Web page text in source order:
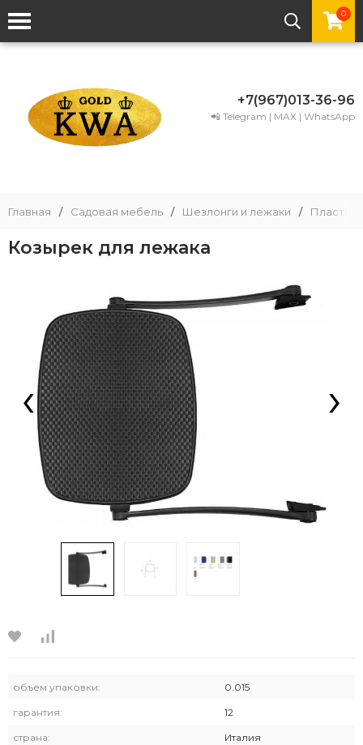
0
+7(967)013-36-96
📲 Telegram | MAX | WhatsApp
Главная / Садовая мебель / Шезлонги и лежаки /
Козырек для лежака
‹ ›
объем упаковки: 0.015
гарантия: 12
страна: Италия